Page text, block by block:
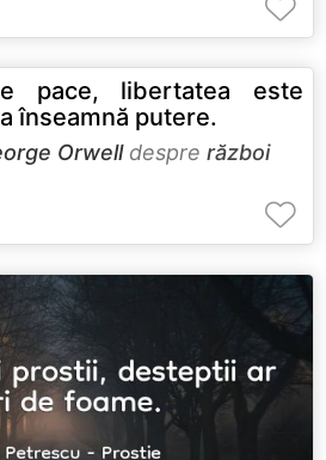
pace, libertatea este
înseamnă putere.
Orwelldespre război